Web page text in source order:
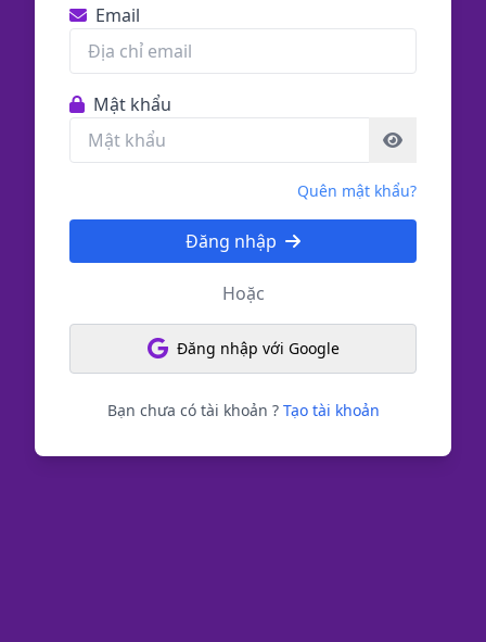
Email
Mật khẩu
Quên mật khẩu?
Đăng nhập
Hoặc
Đăng nhập với Google
Bạn chưa có tài khoản ? Tạo tài khoản